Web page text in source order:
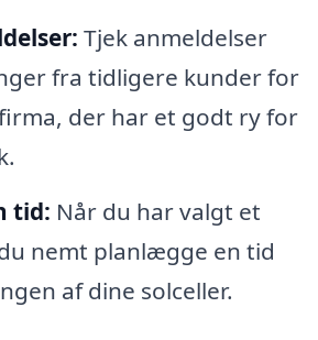
Tjek anmeldelser
fra tidligere kunder for
der har et godt ry for
tid: Når du har valgt et
nemt planlægge en tid
af dine solceller.